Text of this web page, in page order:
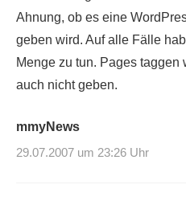
Ahnung, ob es eine
geben wird. Auf alle Fälle
Menge zu tun. Pages taggen
auch nicht geben.
mmyNews
29.07.2007 um 23:26 Uhr